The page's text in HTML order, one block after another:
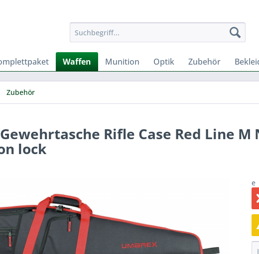
Waffen Munition Optik Zubehör
Zubehör
Rifle Case Red Line M
lock
e